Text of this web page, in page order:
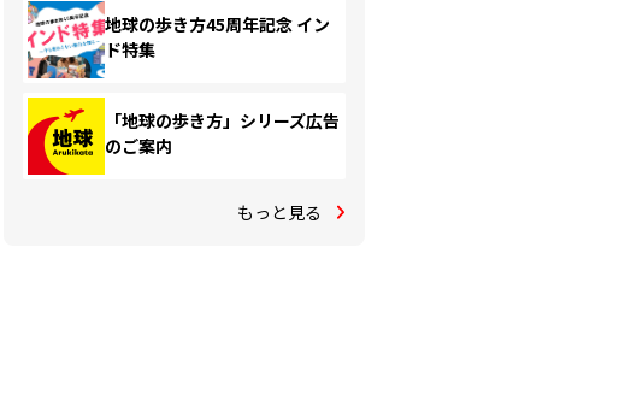
地球の歩き方45周年記念 イン
ド特集
「地球の歩き方」シリーズ広告
のご案内
もっと見る